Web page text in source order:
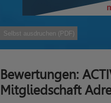
Selbst ausdruchen (PDF)
Bewertungen:
Mitgliedschaft